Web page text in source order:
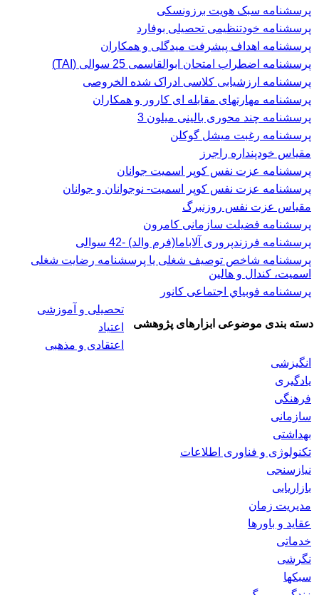
پرسشنامه سبک هویت برزونسکی
پرسشنامه خودتنظیمی تحصیلی بوفارد
پرسشنامه اهداف پیشرفت میدگلی و همکاران
پرسشنامه اضطراب امتحان ابوالقاسمی 25 سوالی (TAI)
پرسشنامه ارزشیابی کلاسی ادراک شده الخروصی
پرسشنامه مهارتهای مقابله ای کارور و همکاران
پرسشنامه چند محوری بالینی میلون 3
پرسشنامه رغبت ميشل گوكلن
مقیاس خودپنداره راجرز
پرسشنامه عزت نفس كوپر اسميت جوانان
پرسشنامه عزت نفس کوپر اسمیت- نوجوانان و جوانان
مقیاس عزت نفس روزنبرگ
پرسشنامه فضیلت سازمانی کامرون
پرسشنامه فرزندپروری آلاباما(فرم والد) -42 سوالی
پرسشنامه شاخص توصیف شغلی یا پرسشنامه رضایت شغلی
اسميت، كندال و هالين
پرسشنامه فوبياي اجتماعی کانور
دسته بندی موضوعی ابزارهای پژوهشی
تحصیلی و آموزشی
اعتیاد
اعتقادی و مذهبی
انگیزشی
یادگیری
فرهنگی
سازمانی
بهداشتی
تکنولوژی و فناوری اطلاعات
نیازسنجی
بازاریابی
مدیریت زمان
عقاید و باورها
خدماتی
نگرشی
سبکها